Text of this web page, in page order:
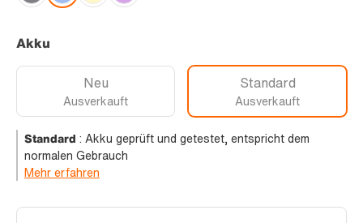
Akku
Neu
Ausverkauft
Standard
Ausverkauft
Standard : Akku geprüft und getestet, entspricht dem
normalen Gebrauch
Mehr erfahren